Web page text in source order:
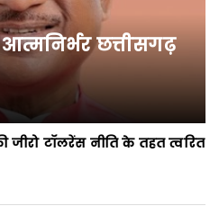
छत्तीसगढ़
जीरो टॉलरेंस नीति के तहत त्वरित